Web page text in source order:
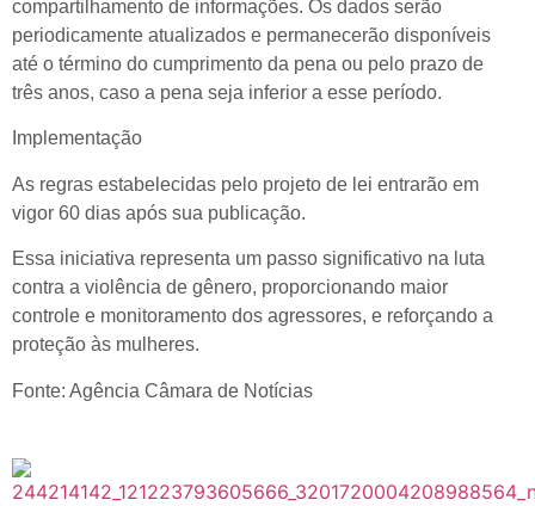
compartilhamento de informações. Os dados serão
periodicamente atualizados e permanecerão disponíveis
até o término do cumprimento da pena ou pelo prazo de
três anos, caso a pena seja inferior a esse período.
Implementação
As regras estabelecidas pelo projeto de lei entrarão em
vigor 60 dias após sua publicação.
Essa iniciativa representa um passo significativo na luta
contra a violência de gênero, proporcionando maior
controle e monitoramento dos agressores, e reforçando a
proteção às mulheres.
Fonte: Agência Câmara de Notícias